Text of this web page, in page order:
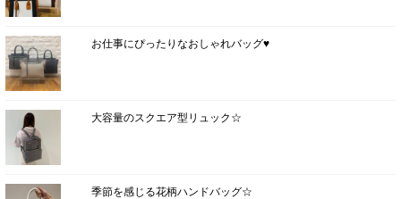
お仕事にぴったりなおしゃれバッグ♥
大容量のスクエア型リュック☆
季節を感じる花柄ハンドバッグ☆